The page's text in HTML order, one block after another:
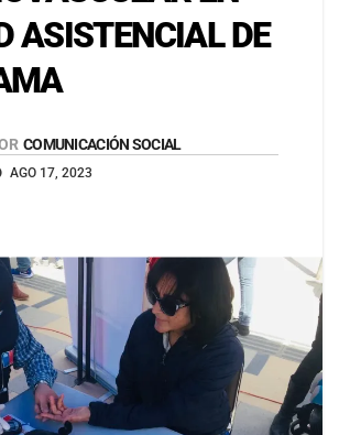
ASISTENCIAL DE
COMUNICACIÓN SOCIAL
AGO 17, 2023